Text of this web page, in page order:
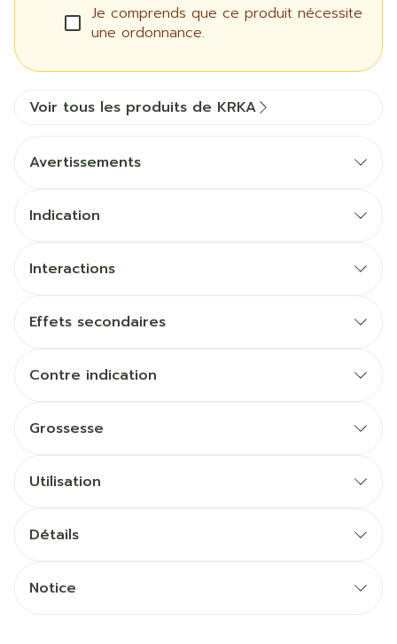
Je comprends que ce produit nécessite
une ordonnance.
Voir tous les produits de KRKA
Avertissements
Indication
Interactions
Effets secondaires
Contre indication
Grossesse
Utilisation
Détails
Notice